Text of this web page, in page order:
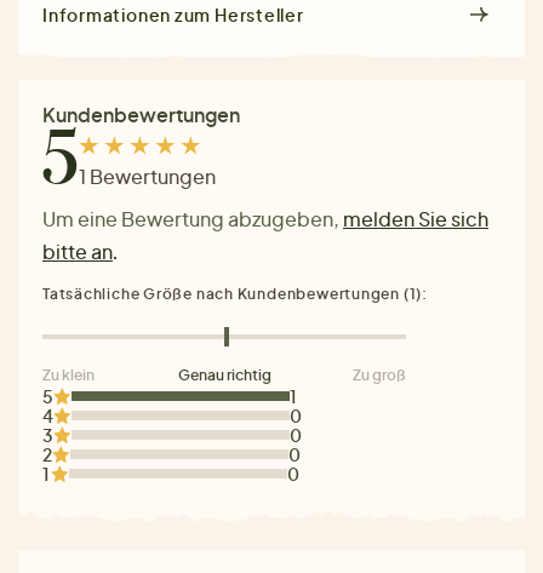
Informationen zum Hersteller
Kundenbewertungen
51 Bewertungen
Um eine Bewertung abzugeben, melden Sie sich
bitte an.
5
1
4
0
3
0
2
0
1
0
Tatsächliche Größe nach Kundenbewertungen (1):
Zu klein Genau richtig Zu groß